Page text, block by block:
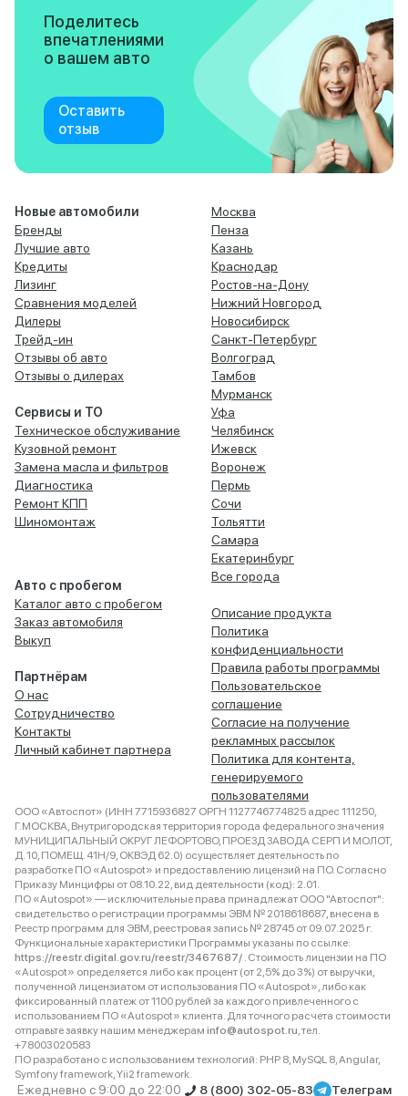
Поделитесь
впечатлениями
о вашем авто
Оставить
отзыв
Новые автомобили
Бренды
Лучшие авто
Кредиты
Лизинг
Сравнения моделей
Дилеры
Трейд-ин
Отзывы об авто
Отзывы о дилерах
Сервисы и ТО
Техническое обслуживание
Кузовной ремонт
Замена масла и фильтров
Диагностика
Ремонт КПП
Шиномонтаж
Авто с пробегом
Каталог авто с пробегом
Заказ автомобиля
Выкуп
Партнёрам
О нас
Сотрудничество
Контакты
Личный кабинет партнера
Москва
Пенза
Казань
Краснодар
Ростов-на-Дону
Нижний Новгород
Новосибирск
Санкт-Петербург
Волгоград
Тамбов
Мурманск
Уфа
Челябинск
Ижевск
Воронеж
Пермь
Сочи
Тольятти
Самара
Екатеринбург
Все города
Описание продукта
Политика
конфиденциальности
Правила работы программы
Пользовательское
соглашение
Согласие на получение
рекламных рассылок
Политика для контента,
генерируемого
пользователями
ООО «Автоспот» (ИНН 7715936827 ОРГН 1127746774825 адрес 111250,
Г.МОСКВА, Внутригородская территория города федерального значения
МУНИЦИПАЛЬНЫЙ ОКРУГ ЛЕФОРТОВО, ПРОЕЗД ЗАВОДА СЕРП И МОЛОТ,
Д. 10, ПОМЕЩ. 41Н/9, ОКВЭД 62.0) осуществляет деятельность по
разработке ПО «Autospot» и предоставлению лицензий на ПО. Согласно
Приказу Минцифры от 08.10.22, вид деятельности (код): 2.01.
ПО «Autospot» — исключительные права принадлежат ООО "Автоспот":
свидетельство о регистрации программы ЭВМ № 2018618687, внесена в
Реестр программ для ЭВМ, реестровая запись № 28745 от 09.07.2025 г.
Функциональные характеристики Программы указаны по ссылке:
https://reestr.digital.gov.ru/reestr/3467687/ . Стоимость лицензии на ПО
«Autospot» определяется либо как процент (от 2,5% до 3%) от выручки,
полученной лицензиатом от использования ПО «Autospot», либо как
фиксированный платеж от 1100 рублей за каждого привлеченного с
использованием ПО «Autospot» клиента. Для точного расчета стоимости
отправьте заявку нашим менеджерам info@autospot.ru, тел.
+78003020583
ПО разработано с использованием технологий: PHP 8, MySQL 8, Angular,
Symfony framework, Yii2 framework.
Ежедневно с 9:00 до 22:00 8 (800) 302-05-83 Телеграм